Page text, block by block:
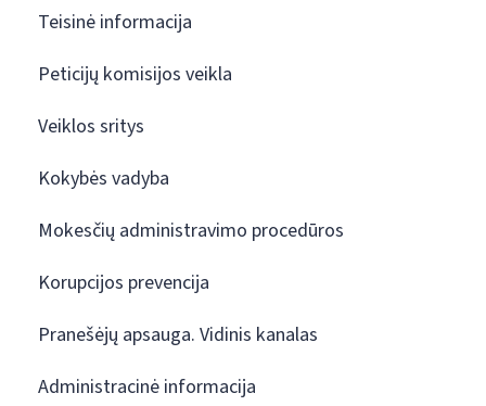
Teisinė informacija
Peticijų komisijos veikla
Veiklos sritys
Kokybės vadyba
Mokesčių administravimo procedūros
Korupcijos prevencija
Pranešėjų apsauga. Vidinis kanalas
Administracinė informacija